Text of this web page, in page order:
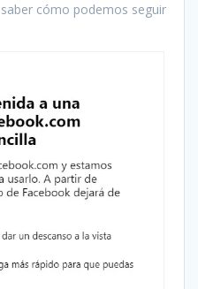
cómo podemos seguir